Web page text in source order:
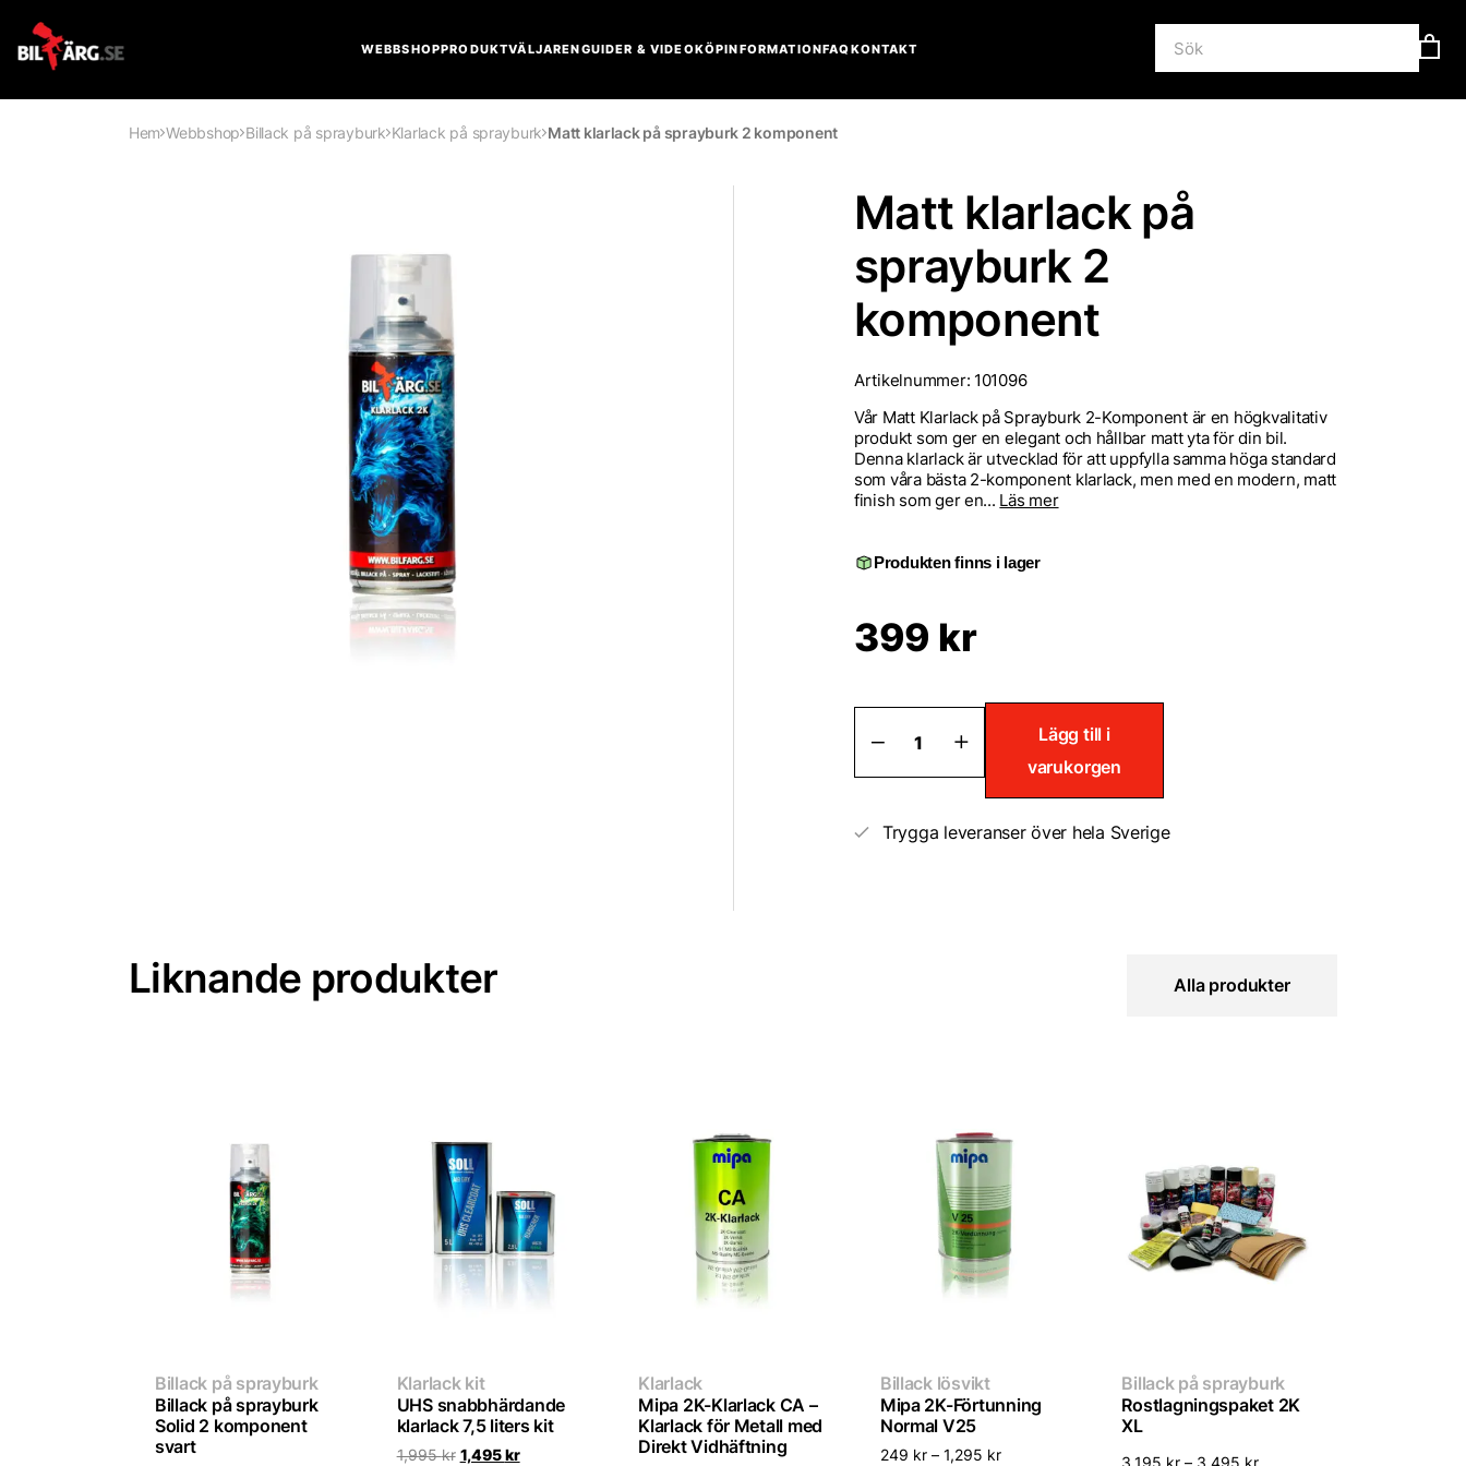
WEBBSHOPPRODUKTVÄLJARENGUIDER & VIDEOKÖPINFORMATIONFAQKONTAKT
Hem Webbshop Billack på sprayburk Klarlack på sprayburk Matt klarlack på sprayburk 2 komponent
Matt klarlack på
sprayburk 2
komponent
Artikelnummer: 101096
Vår Matt Klarlack på Sprayburk 2-Komponent är en högkvalitativ
produkt som ger en elegant och hållbar matt yta för din bil.
Denna klarlack är utvecklad för att uppfylla samma höga standard
som våra bästa 2-komponent klarlack, men med en modern, matt
finish som ger en... Läs mer
Produkten finns i lager
399 kr
Matt
klarlack
på
komponent
mängd
Lägg till i
varukorgen
Trygga leveranser över hela Sverige
Liknande produkter Alla produkter
Billack på sprayburk
Billack på sprayburk
Solid 2 komponent
svart
Klarlack kit
UHS snabbhärdande
klarlack 7,5 liters kit
1,995kr Det
1,495krDet
Klarlack
Mipa 2K-Klarlack CA –
Klarlack för Metall med
Direkt Vidhäftning
Billack lösvikt
Mipa 2K-Förtunning
Normal V25
249 kr– 1,295 kr
Billack på sprayburk
Rostlagningspaket 2K
XL